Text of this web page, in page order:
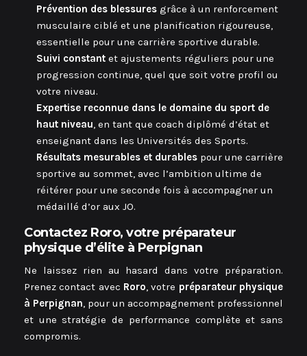
Prévention des blessures grâce à un renforcement
musculaire ciblé et une planification rigoureuse,
essentielle pour une carrière sportive durable.
Suivi constant et ajustements réguliers pour une
progression continue, quel que soit votre profil ou
votre niveau.
Expertise reconnue dans le domaine du sport de
haut niveau, en tant que coach diplômé d’état et
enseignant dans les Universités des Sports.
Résultats mesurables et durables pour une carrière
sportive au sommet, avec l’ambition ultime de
réitérer pour une seconde fois à accompagner un
médaillé d’or aux JO.
Contactez Roro, votre préparateur
physique d’élite à Perpignan
Ne laissez rien au hasard dans votre préparation.
Prenez contact avec Roro, votre préparateur physique
à Perpignan, pour un accompagnement professionnel
et une stratégie de performance complète et sans
compromis.